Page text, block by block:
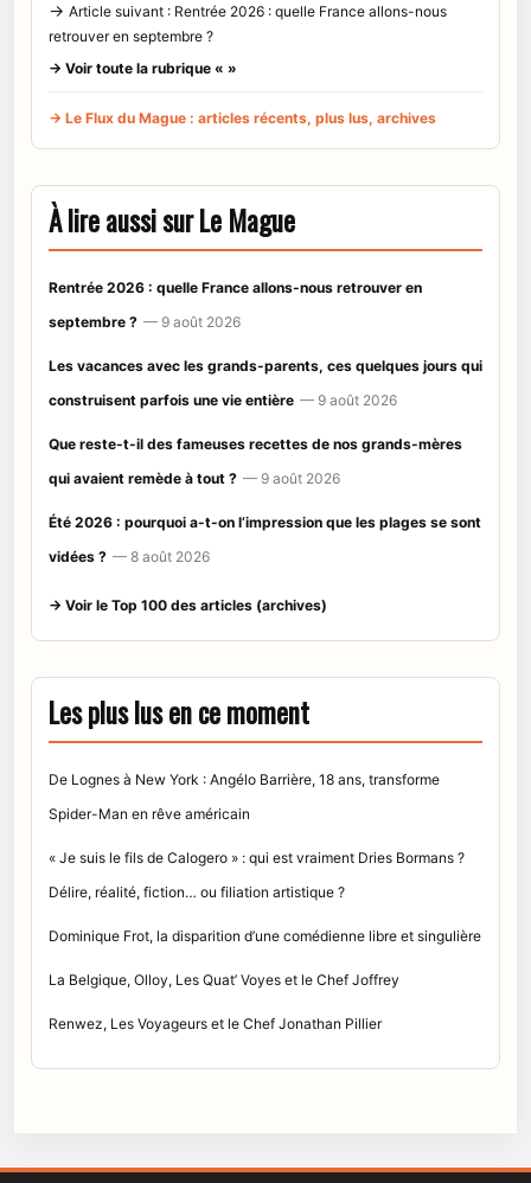
→ Article suivant : Rentrée 2026 : quelle France allons-nous
retrouver en septembre ?
→ Voir toute la rubrique « »
→ Le Flux du Mague : articles récents, plus lus, archives
À lire aussi sur Le Mague
Rentrée 2026 : quelle France allons-nous retrouver en
septembre ? — 9 août 2026
Les vacances avec les grands-parents, ces quelques jours qui
construisent parfois une vie entière — 9 août 2026
Que reste-t-il des fameuses recettes de nos grands-mères
qui avaient remède à tout ? — 9 août 2026
Été 2026 : pourquoi a-t-on l’impression que les plages se sont
vidées ? — 8 août 2026
→ Voir le Top 100 des articles (archives)
Les plus lus en ce moment
De Lognes à New York : Angélo Barrière, 18 ans, transforme
Spider-Man en rêve américain
« Je suis le fils de Calogero » : qui est vraiment Dries Bormans ?
Délire, réalité, fiction… ou filiation artistique ?
Dominique Frot, la disparition d’une comédienne libre et singulière
La Belgique, Olloy, Les Quat’ Voyes et le Chef Joffrey
Renwez, Les Voyageurs et le Chef Jonathan Pillier